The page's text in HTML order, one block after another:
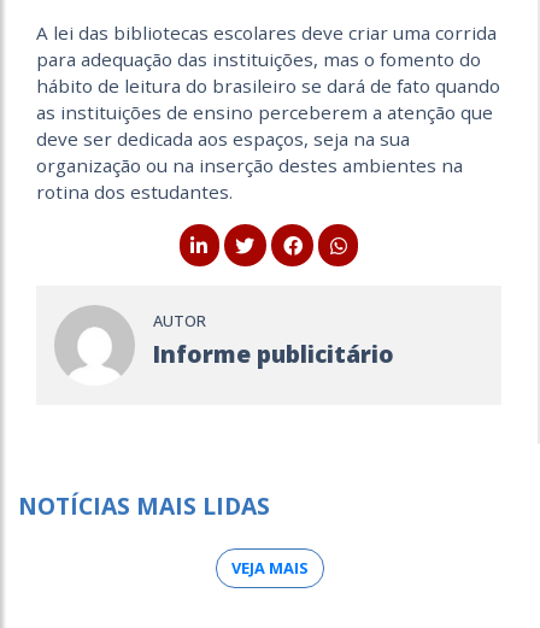
A lei das bibliotecas escolares deve criar uma corrida
para adequação das instituições, mas o fomento do
hábito de leitura do brasileiro se dará de fato quando
as instituições de ensino perceberem a atenção que
deve ser dedicada aos espaços, seja na sua
organização ou na inserção destes ambientes na
rotina dos estudantes.
AUTOR
Informe publicitário
NOTÍCIAS MAIS LIDAS
VEJA MAIS